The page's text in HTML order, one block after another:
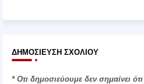
ΔΗΜΟΣΊΕΥΣΗ ΣΧΟΛΊΟΥ
* Οτι δημοσιεύουμε δεν σημαίνει